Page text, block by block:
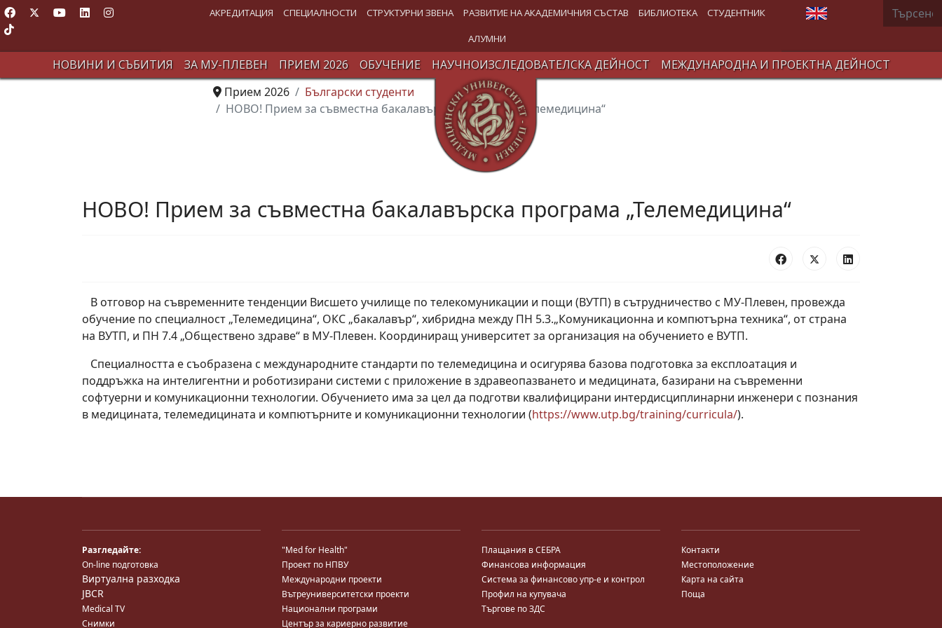
АКРЕДИТАЦИЯ СПЕЦИАЛНОСТИ СТРУКТУРНИ ЗВЕНА РАЗВИТИЕ НА АКАДЕМИЧНИЯ СЪСТАВ БИБЛИОТЕКА СТУДЕНТНИК
АЛУМНИ
Изберете език Търсене
НОВИНИ И СЪБИТИЯ ЗА МУ-ПЛЕВЕН ПРИЕМ 2026 ОБУЧЕНИЕ НАУЧНОИЗСЛЕДОВАТЕЛСКА ДЕЙНОСТ
МЕЖДУНАРОДНА И ПРОЕКТНА ДЕЙНОСТ
Прием 2026
Български студенти
НОВО! Прием за съвместна бакалавърска програма „Телемедицина“
НОВО! Прием за съвместна бакалавърска програма „Телемедицина“
В отговор на съвременните тенденции Висшето училище по телекомуникации и пощи (ВУТП) в сътрудничество с МУ-Плевен, провежда
обучение по специалност „Телемедицина“, ОКС „бакалавър“, хибридна между ПН 5.3.„Комуникационна и компютърна техника“, от страна
на ВУТП, и ПН 7.4 „Обществено здраве“ в МУ-Плевен. Координиращ университет за организация на обучението е ВУТП.
Специалността е съобразена с международните стандарти по телемедицина и осигурява базова подготовка за експлоатация и
поддръжка на интелигентни и роботизирани системи с приложение в здравеопазването и медицината, базирани на съвременни
софтуерни и комуникационни технологии. Обучението има за цел да подготви квалифицирани интердисциплинарни инженери с познания
в медицината, телемедицината и компютърните и комуникационни технологии (https://www.utp.bg/training/curricula/).
Разгледайте:
On-line подготовка
Виртуална разходка
JBCR
Medical TV
Снимки
"Med for Health"
Проект по НПВУ
Международни проекти
Вътреуниверситетски проекти
Национални програми
Център за кариерно развитие
Плащания в СЕБРА
Финансова информация
Система за финансово упр-е и контрол
Профил на купувача
Търгове по ЗДС
Контакти
Местоположение
Карта на сайта
Поща